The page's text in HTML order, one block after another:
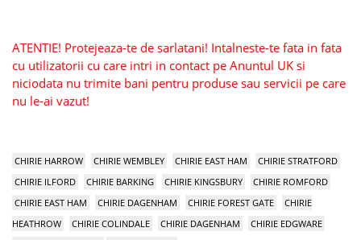
ATENTIE! Protejeaza-te de sarlatani! Intalneste-te fata in fata
cu utilizatorii cu care intri in contact pe Anuntul UK si
niciodata nu trimite bani pentru produse sau servicii pe care
nu le-ai vazut!
CHIRIE HARROW CHIRIE WEMBLEY CHIRIE EAST HAM
CHIRIE STRATFORD
CHIRIE ILFORD
CHIRIE BARKING CHIRIE KINGSBURY
CHIRIE ROMFORD
CHIRIE EAST HAM
CHIRIE DAGENHAM CHIRIE FOREST GATE
CHIRIE
HEATHROW
CHIRIE COLINDALE CHIRIE DAGENHAM
CHIRIE EDGWARE